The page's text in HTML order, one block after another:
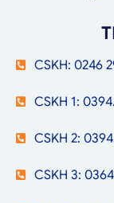
CSKH: 0246
CSKH 1:
CSKH 2:
CSKH 3: